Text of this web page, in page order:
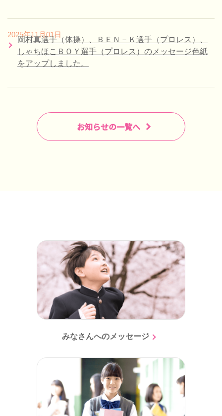
2025年11月01日
岡村真選手（体操）、ＢＥＮ－Ｋ選手（プロレス）、
しゃちほこＢＯＹ選手（プロレス）のメッセージ色紙
をアップしました。
お知らせの一覧へ
みなさんへのメッセージ